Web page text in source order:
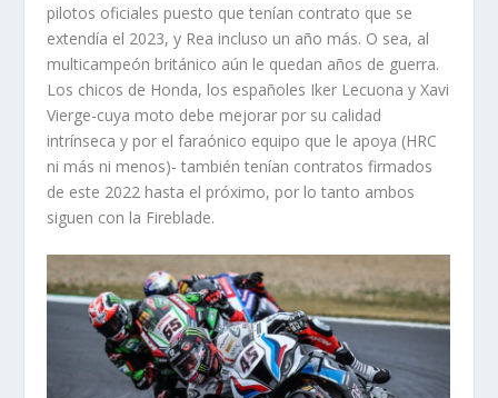
pilotos oficiales puesto que tenían contrato que se
extendía el 2023, y Rea incluso un año más. O sea, al
multicampeón británico aún le quedan años de guerra.
Los chicos de Honda, los españoles Iker Lecuona y Xavi
Vierge-cuya moto debe mejorar por su calidad
intrínseca y por el faraónico equipo que le apoya (HRC
ni más ni menos)- también tenían contratos firmados
de este 2022 hasta el próximo, por lo tanto ambos
siguen con la Fireblade.